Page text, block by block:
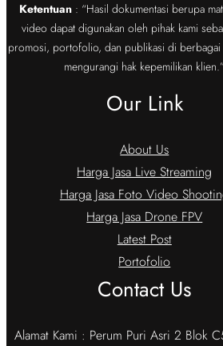
Ketentuan : “Hasil dokumentasi berupa
video dapat digunakan oleh pihak kami
promosi, portofolio, dan publikasi di berbagai
mengurangi hak kepemilikan klien.”
Our Link
About Us
Harga Jasa Live Streaming
Harga Jasa Foto Video
Harga Jasa Drone FPV
Latest Post
Portofolio
Contact Us
Alamat Kami : Perum Puri Asri 2 Blok